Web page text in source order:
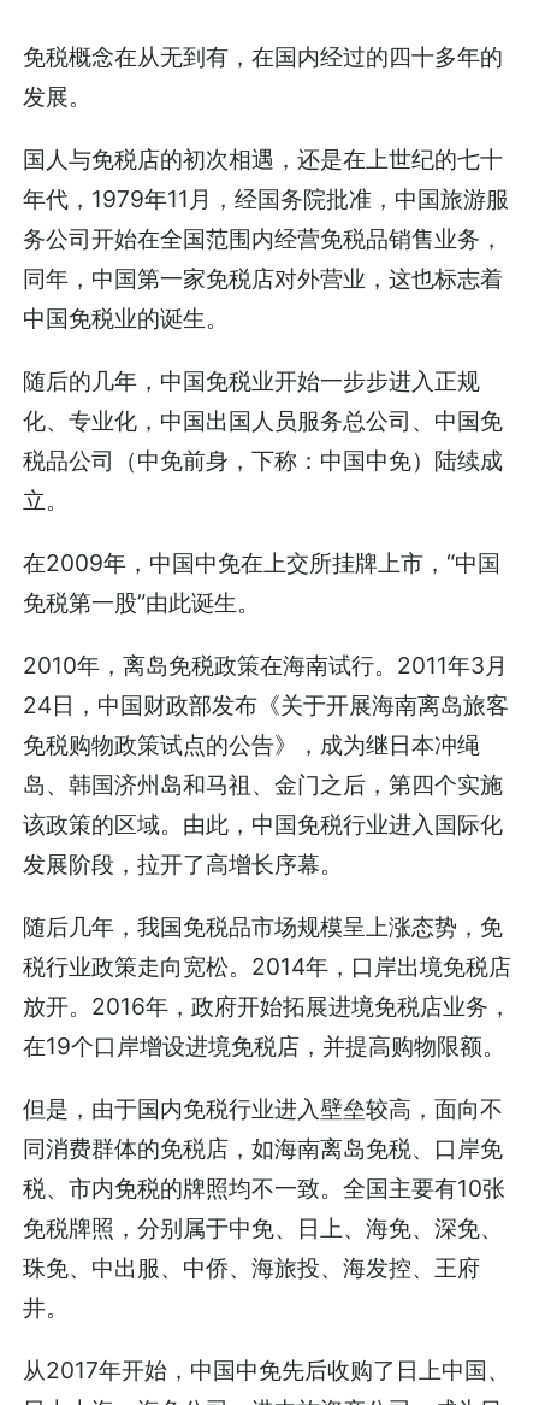
免税概念在从无到有，在国内经过的四十多年的
发展。
国人与免税店的初次相遇，还是在上世纪的七十
年代，1979年11月，经国务院批准，中国旅游服
务公司开始在全国范围内经营免税品销售业务，
同年，中国第一家免税店对外营业，这也标志着
中国免税业的诞生。
随后的几年，中国免税业开始一步步进入正规
化、专业化，中国出国人员服务总公司、中国免
税品公司（中免前身，下称：中国中免）陆续成
立。
在2009年，中国中免在上交所挂牌上市，“中国
免税第一股”由此诞生。
2010年，离岛免税政策在海南试行。2011年3月
24日，中国财政部发布《关于开展海南离岛旅客
免税购物政策试点的公告》，成为继日本冲绳
岛、韩国济州岛和马祖、金门之后，第四个实施
该政策的区域。由此，中国免税行业进入国际化
发展阶段，拉开了高增长序幕。
随后几年，我国免税品市场规模呈上涨态势，免
税行业政策走向宽松。2014年，口岸出境免税店
放开。2016年，政府开始拓展进境免税店业务，
在19个口岸增设进境免税店，并提高购物限额。
但是，由于国内免税行业进入壁垒较高，面向不
同消费群体的免税店，如海南离岛免税、口岸免
税、市内免税的牌照均不一致。全国主要有10张
免税牌照，分别属于中免、日上、海免、深免、
珠免、中出服、中侨、海旅投、海发控、王府
井。
从2017年开始，中国中免先后收购了日上中国、